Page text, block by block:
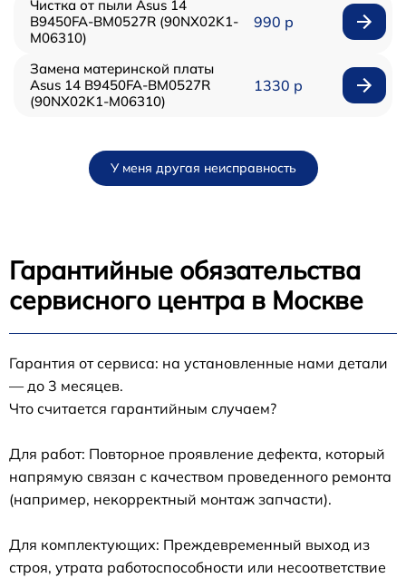
Чистка от пыли Asus 14
B9450FA-BM0527R (90NX02K1-
M06310)
990 р
Замена материнской платы
Asus 14 B9450FA-BM0527R
(90NX02K1-M06310)
1330 р
У меня другая неисправность
Гарантийные обязательства
сервисного центра в Москве
Гарантия от сервиса: на установленные нами детали
— до 3 месяцев.
Что считается гарантийным случаем?
Для работ: Повторное проявление дефекта, который
напрямую связан с качеством проведенного ремонта
(например, некорректный монтаж запчасти).
Для комплектующих: Преждевременный выход из
строя, утрата работоспособности или несоответствие